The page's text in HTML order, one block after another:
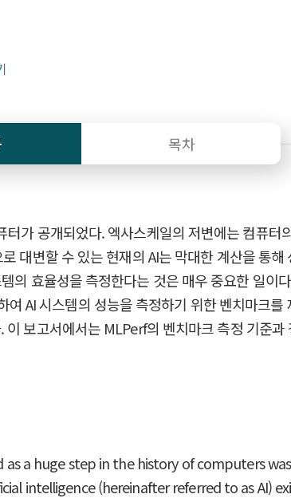
목차
가 공개되었다. 엑사스케일의 저변에는 컴퓨터
대변할 수 있는 현재의 AI는 막대한 계산을 통
의 효율성을 측정한다는 것은 매우 중요한 일이
AI 시스템의 성능을 측정하기 위한 벤치마크
보고서에서는 MLPerf의 벤치마크 측정 기준
a huge step in the history of computers
intelligence (hereinafter referred to as AI)